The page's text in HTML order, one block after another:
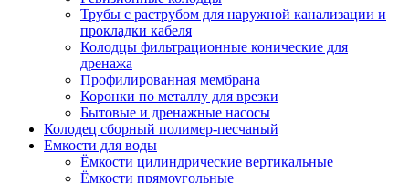
Трубы с раструбом для наружной канализации и
прокладки кабеля
Колодцы фильтрационные конические для
дренажа
Профилированная мембрана
Коронки по металлу для врезки
Бытовые и дренажные насосы
Колодец сборный полимер-песчаный
Емкости для воды
Ёмкости цилиндрические вертикальные
Ёмкости прямоугольные